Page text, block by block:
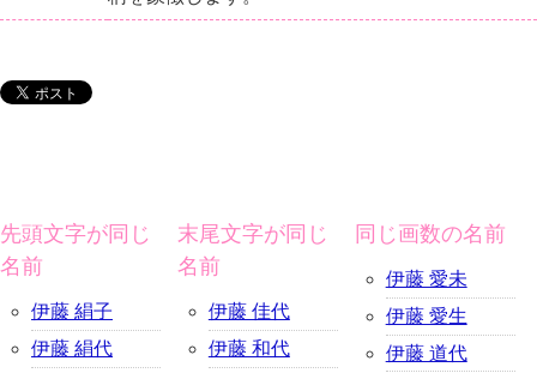
先頭文字が同じ
名前
伊藤 絹子
伊藤 絹代
末尾文字が同じ
名前
伊藤 佳代
伊藤 和代
同じ画数の名前
伊藤 愛未
伊藤 愛生
伊藤 道代